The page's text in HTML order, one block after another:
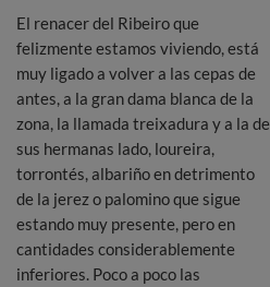
El renacer del Ribeiro que
felizmente estamos viviendo, está
muy ligado a volver a las cepas de
antes, a la gran dama blanca de la
zona, la llamada treixadura y a la de
sus hermanas lado, loureira,
torrontés, albariño en detrimento
de la jerez o palomino que sigue
estando muy presente, pero en
cantidades considerablemente
inferiores. Poco a poco las